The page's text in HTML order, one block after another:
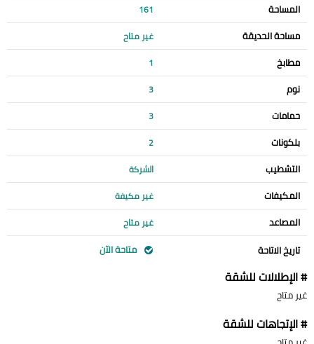
المساحة 161
مساحة الحديقة غير متاح
مطابخ 1
نوم 3
حمامات 3
بلكونات 2
التشطيب الشركة
المكيفات غير مكيفة
المصاعد غير متاح
تاريخ الاتاحة متاحة الآن
# الإطلالات للشقة
غير متاح
# الإتجاهات للشقة